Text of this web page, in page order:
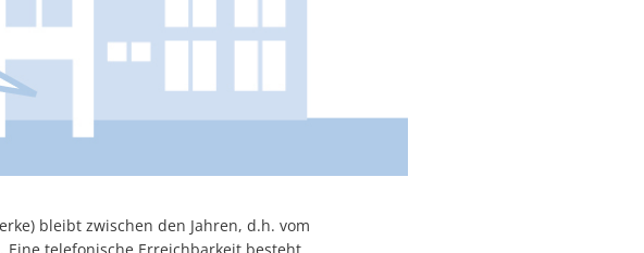
bleibt zwischen den Jahren, d.h. vom